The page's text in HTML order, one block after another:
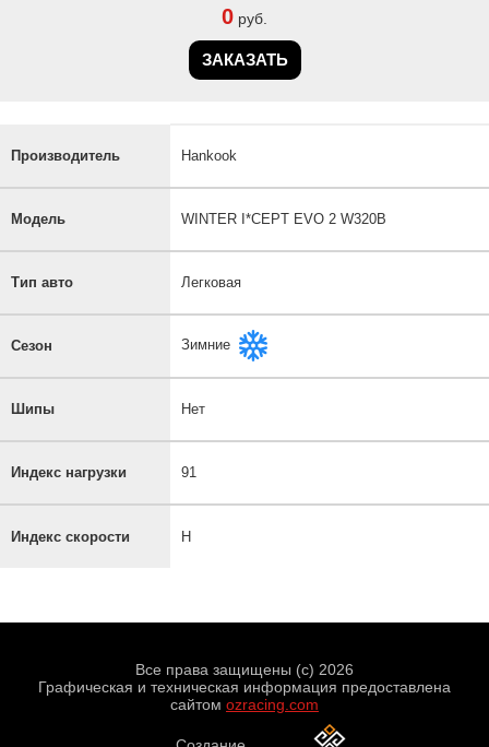
0 руб.
ЗАКАЗАТЬ
Производитель Hankook
Модель WINTER I*CEPT EVO 2 W320B
Тип авто Легковая
Сезон Зимние
Шипы Нет
Индекс нагрузки 91
Индекс скорости H
Все права защищены (с) 2026
Графическая и техническая информация предоставлена
сайтом ozracing.com